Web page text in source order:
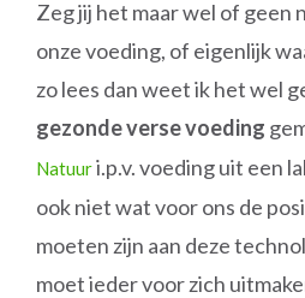
Zeg jij het maar wel of geen
onze voeding, of eigenlijk
zo lees dan weet ik het wel
gezonde verse voeding
Natuuri.p.v. voeding uit een
ook niet wat voor ons de
moeten zijn aan deze
moet ieder voor zich